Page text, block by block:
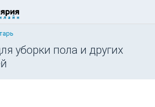
уборки пола и других